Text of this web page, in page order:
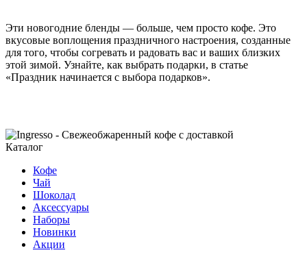
Эти новогодние бленды — больше, чем просто кофе. Это
вкусовые воплощения праздничного настроения, созданные
для того, чтобы согревать и радовать вас и ваших близких
этой зимой. Узнайте, как выбрать подарки, в статье
«Праздник начинается с выбора подарков».
Каталог
Кофе
Чай
Шоколад
Аксессуары
Наборы
Новинки
Акции